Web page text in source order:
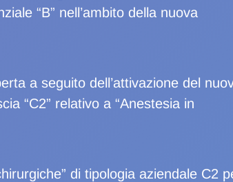
“B” nell’ambito della nuova
a seguito dell’attivazione del
“C2” relativo a “Anestesia in
di tipologia aziendale C2